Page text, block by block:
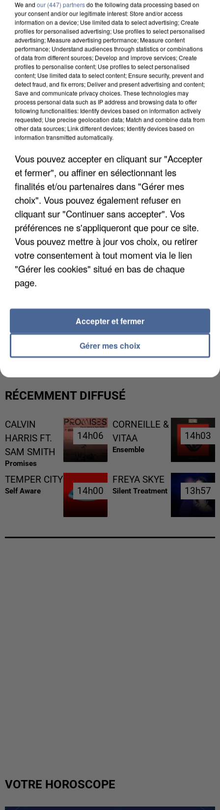
APRÈS TOUTES CES CANICULES, LES REFUGES
DE FAUNE SAUVAGE SONT...
L’UN DES FONDATEURS SUPPOSÉS DE LA DZ
MAFIA INTERPELLÉ EN ALGÉRIE
RÉCEMMENT DIFFUSÉ
CALVIN
HARRIS FT.
SAM SMITH
Promises
14h06
14h06
CORNEILLE &
VITAA
Ensemble
14h03
14h03
TEMPER CITY
Self Aware 14h00
14h00
FREYA SKYE
Silent Treatment 13h57
13h57
VOTRE HOROSCOPE
We and our (447) partnersdo the following data processing based on
your consent and/or our legitimate interest: Store and/or access
information on a device; Use limited data to select advertising; Create
profiles for personalised advertising; Use profiles to select personalised
advertising; Measure advertising performance; Measure content
performance; Understand audiences through statistics or combinations
of data from different sources; Develop and improve services; Create
profiles to personalise content; Use profiles to select personalised
content; Use limited data to select content; Ensure security, prevent and
detect fraud, and fix errors; Deliver and present advertising and content;
Save and communicate privacy choices. These technologies may
process personal data such as IP address and browsing data to offer
following functionalities: Identify devices based on information actively
requested; Use precise geolocation data; Match and combine data from
other data sources; Link different devices; Identify devices based on
information transmitted automatically.
Vous pouvez accepter en cliquant sur "Accepter
et fermer", ou affiner en sélectionnant les
finalités et/ou partenaires dans "Gérer mes
choix". Vous pouvez également refuser en
cliquant sur "Continuer sans accepter". Vos
préférences ne s'appliqueront que pour ce site.
Vous pouvez mettre à jour vos choix, ou retirer
votre consentement à tout moment via le lien
"Gérer les cookies" situé en bas de chaque
page.
Gérer mes choix
Accepter et fermer